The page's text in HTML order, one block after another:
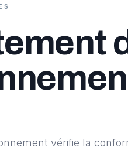
vérifie la